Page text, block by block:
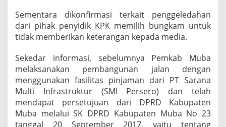
Sementara dikonfirmasi terkait penggeledahan
dari pihak penyidik KPK memilih bungkam untuk
tidak memberikan keterangan kepada media.
Sekedar informasi, sebelumnya Pemkab Muba
melaksanakan pembangunan jalan dengan
menggunakan fasilitas pinjaman dari PT Sarana
Multi Infrastruktur (SMI Persero) dan telah
mendapat persetujuan dari DPRD Kabupaten
Muba melalui SK DPRD Kabupaten Muba No 23
tanggal 20 September 2017, yaitu tentang